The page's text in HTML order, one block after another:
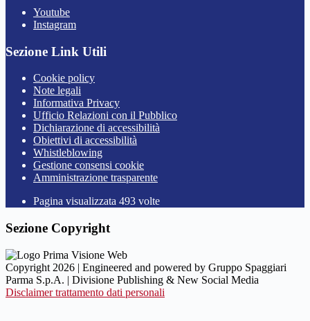
Youtube
Instagram
Sezione Link Utili
Cookie policy
Note legali
Informativa Privacy
Ufficio Relazioni con il Pubblico
Dichiarazione di accessibilità
Obiettivi di accessibilità
Whistleblowing
Gestione consensi cookie
Amministrazione trasparente
Pagina visualizzata 493 volte
Sezione Copyright
Copyright 2026 | Engineered and powered by Gruppo Spaggiari
Parma S.p.A. | Divisione Publishing & New Social Media
Disclaimer trattamento dati personali